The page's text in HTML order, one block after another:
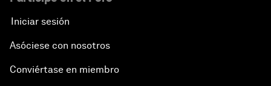
Iniciar sesión
Asóciese con nosotros
Conviértase en miembro